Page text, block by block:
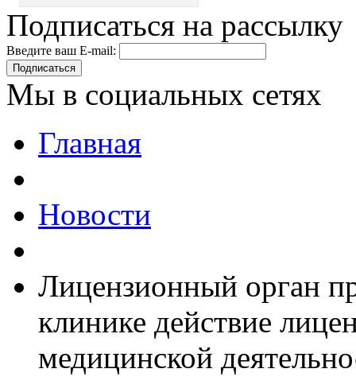
Подписаться на рассылку
Введите ваш E-mail:
Подписаться
Мы в социальных сетях
Главная
Новости
Лицензионный орган
клинике действие
медицинской